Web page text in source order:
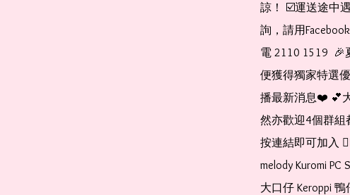
諒！ ☑️運送途中
詢，請用
電 2110 1519  🎉
便獲得獨家特選
播最新消息❤️ 💕
然亦歡迎4個群組
按連結即可加入
melody Kuromi
大口仔 Keroppi 鴨